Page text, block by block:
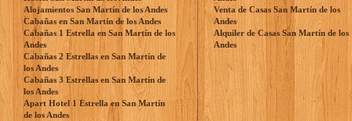
Alojamientos San Martín de los Andes
Cabañas en San Martín de los Andes
Cabañas 1 Estrella en San Martín de los
Andes
Cabañas 2 Estrellas en San Martín de
los Andes
Cabañas 3 Estrellas en San Martín de
los Andes
Apart Hotel 1 Estrella en San Martín
de los Andes
Venta de Casas San Martín de los
Andes
Alquiler de Casas San Martín de los
Andes